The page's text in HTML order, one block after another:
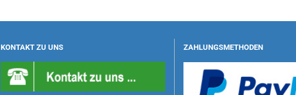
KONTAKT ZU UNS ZAHLUNGSMETHODEN